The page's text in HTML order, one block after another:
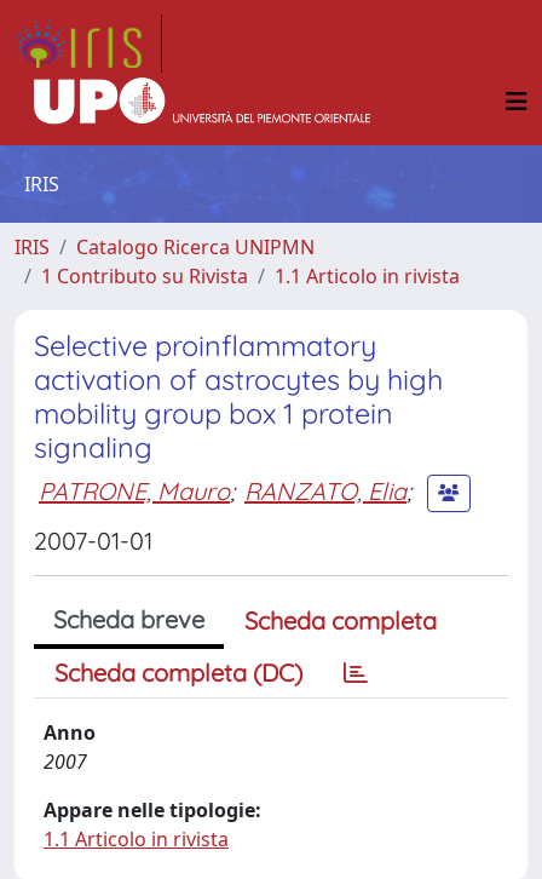
IRIS
IRIS
Catalogo Ricerca UNIPMN
1 Contributo su Rivista
1.1 Articolo in rivista
Selective proinflammatory
activation of astrocytes by high
mobility group box 1 protein
signaling
PATRONE, Mauro; RANZATO, Elia;
2007-01-01
Scheda breve
Scheda completa
Scheda completa (DC)
Anno
2007
Appare nelle tipologie:
1.1 Articolo in rivista